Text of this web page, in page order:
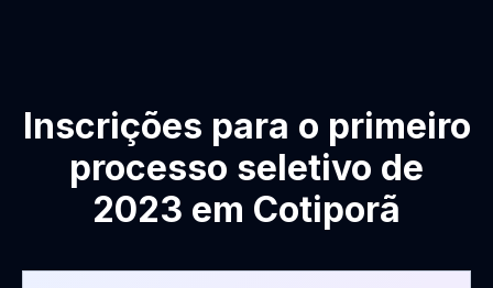
Inscrições para o primeiro
processo seletivo de
2023 em Cotiporã